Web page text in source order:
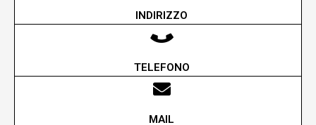
INDIRIZZO
Via Unione Sovietica 5-7/A Reggio Emilia
TELEFONO
+39 0522 305200
MAIL